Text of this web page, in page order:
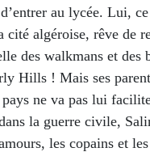
au lycée. Lui,
cité algéroise, rêve de
des walkmans et
Hills ! Mais ses
ne va pas lui
la guerre civile,
les copains et